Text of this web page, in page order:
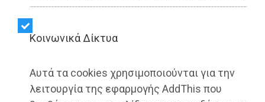
Kοινωνικά Δίκτυα
Αυτά τα cookies χρησιμοποιούνται για την
λειτουργία της εφαρμογής AddThis που